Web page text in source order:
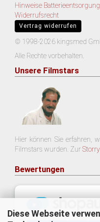
Diese Webseite
Hinweise Batterieentsorgung
Widerrufsrecht
Vertrag widerrufen
© 1998-2026 kingsmed
Alle Rechte vorbehalten.
Unsere Filmstars
Hier können Sie erfahren,
Filmstars wurden. ZurStorry
Bewertungen